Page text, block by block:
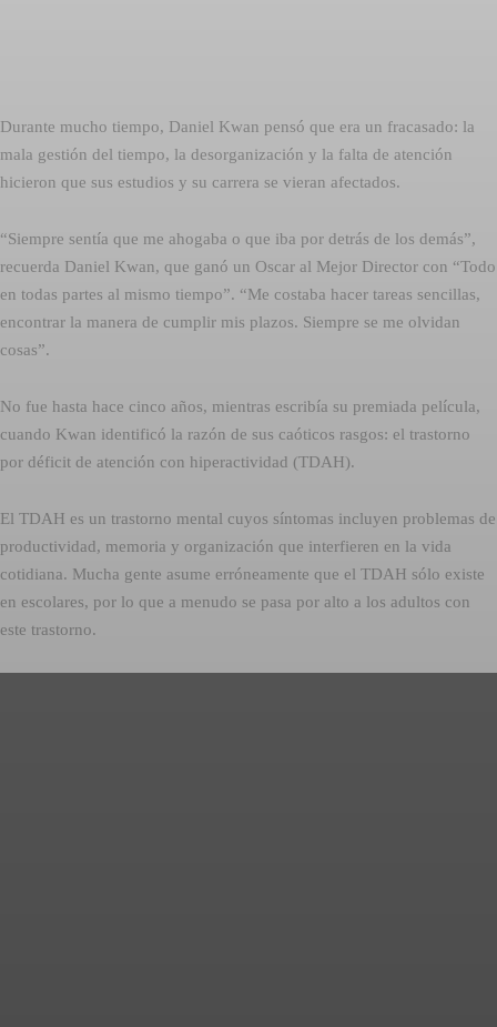
Durante mucho tiempo, Daniel Kwan pensó que era un fracasado: la
mala gestión del tiempo, la desorganización y la falta de atención
hicieron que sus estudios y su carrera se vieran afectados.
“Siempre sentía que me ahogaba o que iba por detrás de los demás”,
recuerda Daniel Kwan, que ganó un Oscar al Mejor Director con “Todo
en todas partes al mismo tiempo”. “Me costaba hacer tareas sencillas,
encontrar la manera de cumplir mis plazos. Siempre se me olvidan
cosas”.
No fue hasta hace cinco años, mientras escribía su premiada película,
cuando Kwan identificó la razón de sus caóticos rasgos: el trastorno
por déficit de atención con hiperactividad (TDAH).
El TDAH es un trastorno mental cuyos síntomas incluyen problemas de
productividad, memoria y organización que interfieren en la vida
cotidiana. Mucha gente asume erróneamente que el TDAH sólo existe
en escolares, por lo que a menudo se pasa por alto a los adultos con
este trastorno.